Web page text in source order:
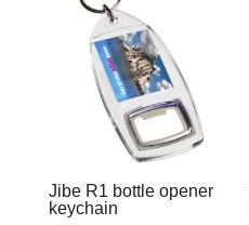
Jibe R1 bottle opener
keychain